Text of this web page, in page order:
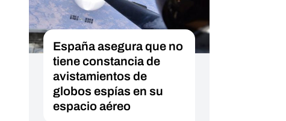
España asegura que no
tiene constancia de
avistamientos de
globos espías en su
espacio aéreo